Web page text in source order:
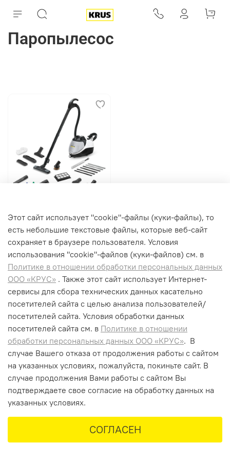
Паропылесос
Паропылесос SV 7
111 790 ₽
В корзину
+7 (495) 662-99-75
info@krus-group.ru
Этот сайт использует "cookie"-файлы (куки-файлы), то
есть небольшие текстовые файлы, которые веб-сайт
сохраняет в браузере пользователя. Условия
использования "cookiе"-файлов (куки-файлов) см. в
Политике в отношении обработки персональных данных
ООО «КРУС» . Также этот сайт использует Интернет-
сервисы для сбора технических данных касательно
посетителей сайта с целью анализа пользователей/
посетителей сайта. Условия обработки данных
посетителей сайта см. в Политике в отношении
обработки персональных данных ООО «КРУС». В
случае Вашего отказа от продолжения работы с сайтом
на указанных условиях, пожалуйста, покиньте сайт. В
случае продолжения Вами работы с сайтом Вы
подтверждаете свое согласие на обработку данных на
указанных условиях.
СОГЛАСЕН